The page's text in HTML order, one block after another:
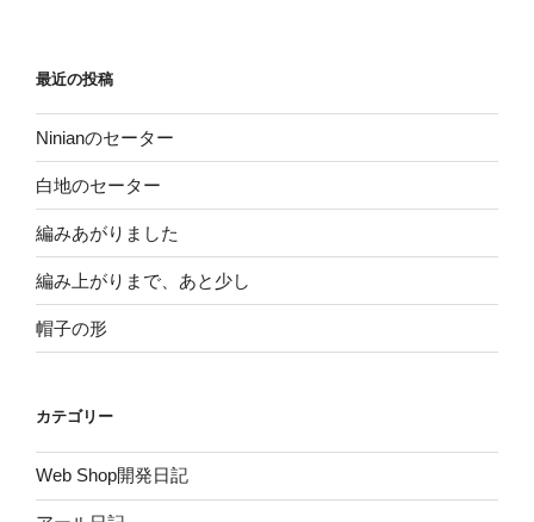
ン
最近の投稿
Ninianのセーター
白地のセーター
編みあがりました
編み上がりまで、あと少し
帽子の形
カテゴリー
Web Shop開発日記